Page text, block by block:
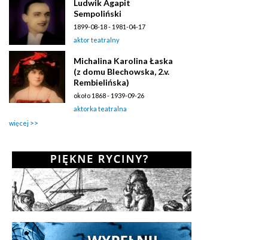
Ludwik Agapit
Sempoliński
1899-08-18 - 1981-04-17
aktor teatralny
Michalina Karolina Łaska
(z domu Blechowska, 2.v.
Rembielińska)
około 1868 - 1939-09-26
aktorka teatralna
więcej